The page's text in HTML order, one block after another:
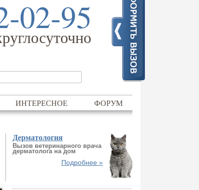
02-95
ИНТЕРЕСНОЕ ФОРУМ
Дерматология
Вызов ветеринарного врача
дерматолога на дом
Подробнее »